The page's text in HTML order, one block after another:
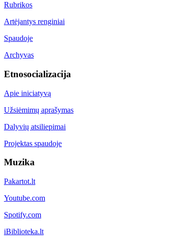
Rubrikos
Artėjantys renginiai
Spaudoje
Archyvas
Etnosocializacija
Apie iniciatyvą
Užsiėmimų aprašymas
Dalyvių atsiliepimai
Projektas spaudoje
Muzika
Pakartot.lt
Youtube.com
Spotify.com
iBiblioteka.lt